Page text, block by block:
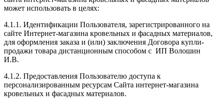
может использовать в целях:
4.1.1. Идентификации Пользователя, зарегистрированного на
сайте Интернет-магазина кровельных и фасадных материалов,
для оформления заказа и (или) заключения Договора купли-
продажи товара дистанционным способом с ИП Волошин
И.В.
4.1.2. Предоставления Пользователю доступа к
персонализированным ресурсам Сайта интернет-магазина
кровельных и фасадных материалов.